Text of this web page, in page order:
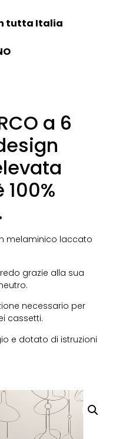
tutta Italia
a 6
melaminico laccato
grazie alla sua
necessario per
cassetti.
e dotato di istruzioni